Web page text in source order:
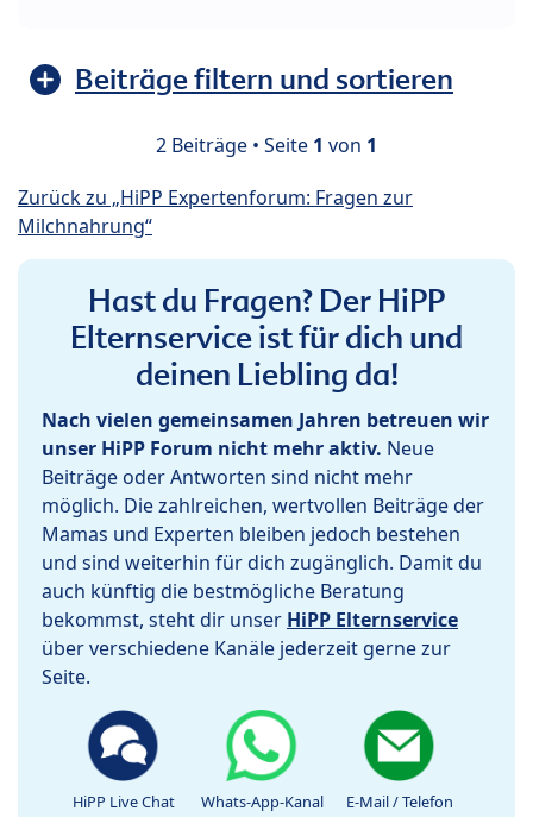
Beiträge filtern und sortieren
2 Beiträge • Seite 1 von 1
Zurück zu „HiPP Expertenforum: Fragen zur
Milchnahrung“
Hast du Fragen? Der HiPP
Elternservice ist für dich und
deinen Liebling da!
Nach vielen gemeinsamen Jahren betreuen wir
unser HiPP Forum nicht mehr aktiv. Neue
Beiträge oder Antworten sind nicht mehr
möglich. Die zahlreichen, wertvollen Beiträge der
Mamas und Experten bleiben jedoch bestehen
und sind weiterhin für dich zugänglich. Damit du
auch künftig die bestmögliche Beratung
bekommst, steht dir unser HiPP Elternservice
über verschiedene Kanäle jederzeit gerne zur
Seite.
HiPP Live Chat Whats-App-Kanal E-Mail / Telefon